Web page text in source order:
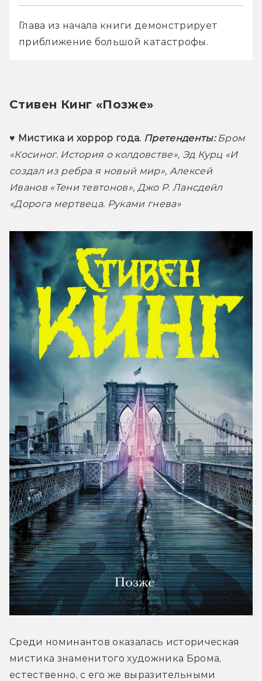
Глава из начала книги демонстрирует
приближение большой катастрофы.
Стивен Кинг «Позже»
♥ Мистика и хоррор года. Претенденты: Бром
«Косиног. История о колдовстве», Эд Курц «И
создал из ребра я новый мир», Алексей
Иванов «Тени тевтонов», Джо Р. Лансдейл
«Дорога мертвеца. Руками гнева»
Среди номинантов оказалась историческая
мистика знаменитого художника Брома,
естественно, с его же выразительными